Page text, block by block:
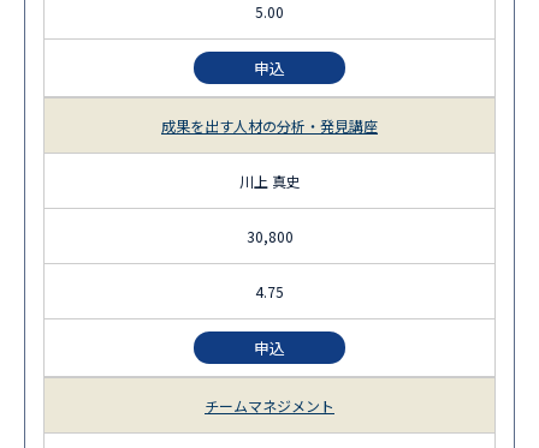
5.00
申込
成果を出す人材の分析・発見講座
川上 真史
30,800
4.75
申込
チームマネジメント